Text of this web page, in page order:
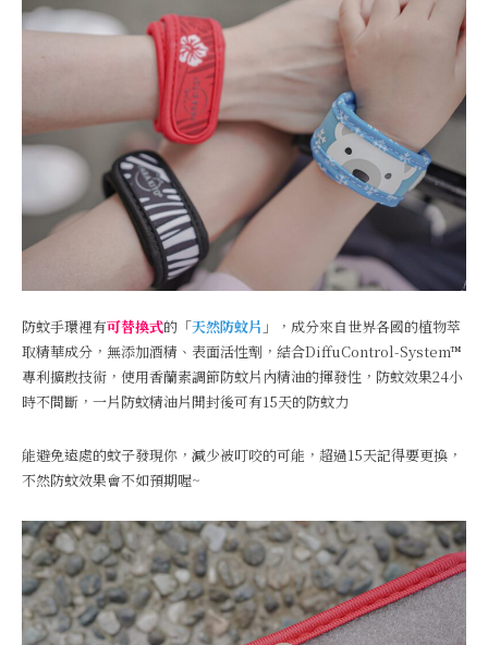
防蚊手環裡有可替換式的「天然防蚊片 」，成分來自世界各國的植物萃
取精華成分，無添加酒精、表面活性劑，結合DiffuControl-System™
專利擴散技術，使用香蘭素調節防蚊片內精油的揮發性，防蚊效果24小
時不間斷，一片防蚊精油片開封後可有15天的防蚊力
能避免遠處的蚊子發現你，減少被叮咬的可能，超過15天記得要更換，
不然防蚊效果會不如預期喔~